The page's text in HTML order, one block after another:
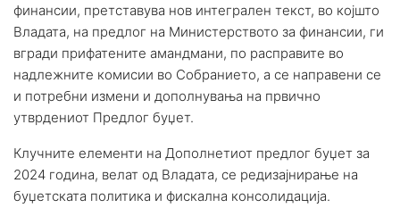
финансии, претставува нов интегрален текст, во којшто
Владата, на предлог на Министерството за финансии, ги
вгради прифатените амандмани, по расправите во
надлежните комисии во Собранието, а се направени се
и потребни измени и дополнувања на првично
утврдениот Предлог буџет.
Клучните елементи на Дополнетиот предлог буџет за
2024 година, велат од Владата, се редизајнирање на
буџетската политика и фискална консолидација.